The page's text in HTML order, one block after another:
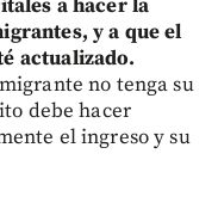
a hacer la
y a que el
actualizado.
no tenga su
debe hacer
el ingreso y su